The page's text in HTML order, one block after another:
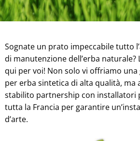
Sognate un prato impeccabile tutto
di manutenzione dell’erba naturale?
qui per voi! Non solo vi offriamo
per erba sintetica di alta qualità, ma
stabilito partnership con installatori
tutta la Francia per garantire
d’arte.